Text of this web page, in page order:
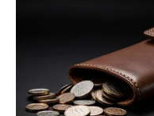
Existem vários tipos
Separamos um
a fazer agora mesmo.